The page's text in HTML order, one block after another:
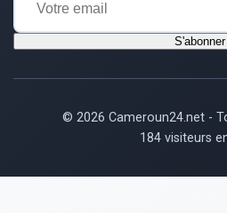
S'abonner
© 2026 Cameroun24.net -
184 visiteurs